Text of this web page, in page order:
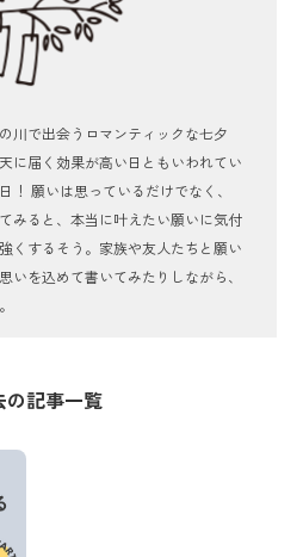
川で出会うロマンティックな七夕
に届く効果が高い日ともいわれてい
！ 願いは思っているだけでなく、
みると、本当に叶えたい願いに気付
くするそう。家族や友人たちと願い
いを込めて書いてみたりしながら、
の記事一覧